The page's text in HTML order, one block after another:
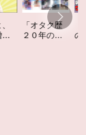
「オタク歴
２０年の私
【平成
の大赤